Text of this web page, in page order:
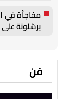
مفاجأة في
برشلونة
فن